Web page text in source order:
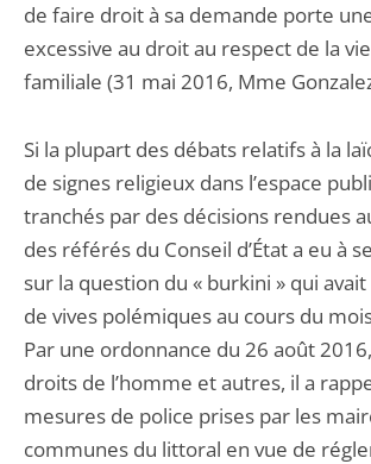
de faire droit à sa demande porte
excessive au droit au respect de la
familiale (31 mai 2016, Mme
Si la plupart des débats relatifs à la
de signes religieux dans l’espace
tranchés par des décisions rendues
des référés du Conseil d’État a eu à
sur la question du « burkini » qui
de vives polémiques au cours du
Par une ordonnance du 26 août
droits de l’homme et autres, il a
mesures de police prises par les
communes du littoral en vue de